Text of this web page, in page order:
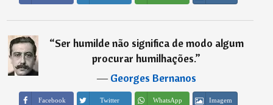
“Ser humilde não significa de modo algum
procurar humilhações.”
―Georges Bernanos
Facebook Twitter WhatsApp Imagem